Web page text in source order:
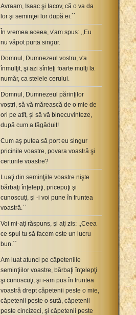
Avraam, Isaac şi Iacov, că o va da
lor şi seminţei lor după ei.``
În vremea aceea, v'am spus: ,,Eu
nu văpot purta singur.
Domnul, Dumnezeul vostru, v'a
înmulţit, şi azi sînteţi foarte mulţi la
număr, ca stelele cerului.
Domnul, Dumnezeul părinţilor
voştri, să vă mărească de o mie de
ori pe atît, şi să vă binecuvinteze,
după cum a făgăduit!
Cum aş putea să port eu singur
pricinile voastre, povara voastră şi
certurile voastre?
Luaţi din seminţiile voastre nişte
bărbaţi înţelepţi, pricepuţi şi
cunoscuţi, şi -i voi pune în fruntea
voastră.``
Voi mi-aţi răspuns, şi aţi zis: ,,Ceea
ce spui tu să facem este un lucru
bun.``
Am luat atunci pe căpeteniile
seminţiilor voastre, bărbaţi înţelepţi
şi cunoscuţi, şi i-am pus în fruntea
voastră drept căpetenii peste o mie,
căpetenii peste o sută, căpetenii
peste cincizeci, şi căpetenii peste